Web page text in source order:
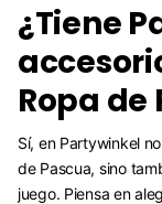
¿Tiene
Ropa de
Sí, en Partywinkel
de Pascua, sino
juego. Piensa en